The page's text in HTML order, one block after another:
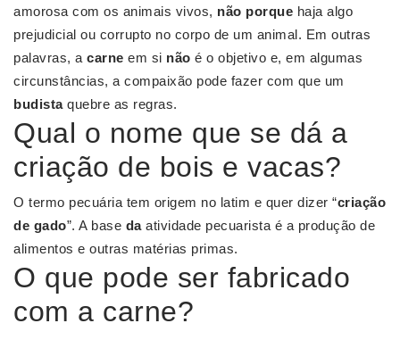
amorosa com os animais vivos, não porque haja algo
prejudicial ou corrupto no corpo de um animal. Em outras
palavras, a carne em si não é o objetivo e, em algumas
circunstâncias, a compaixão pode fazer com que um
budistaquebre as regras.
Qual o nome que se dá a
criação de bois e vacas?
O termo pecuária tem origem no latim e quer dizer “criação
de gado”. A base daatividade pecuarista é a produção de
alimentos e outras matérias primas.
O que pode ser fabricado
com a carne?